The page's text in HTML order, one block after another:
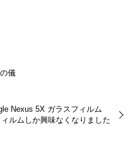
儀
Nexus 5X ガラスフィルム
ルムしか興味なくなりました